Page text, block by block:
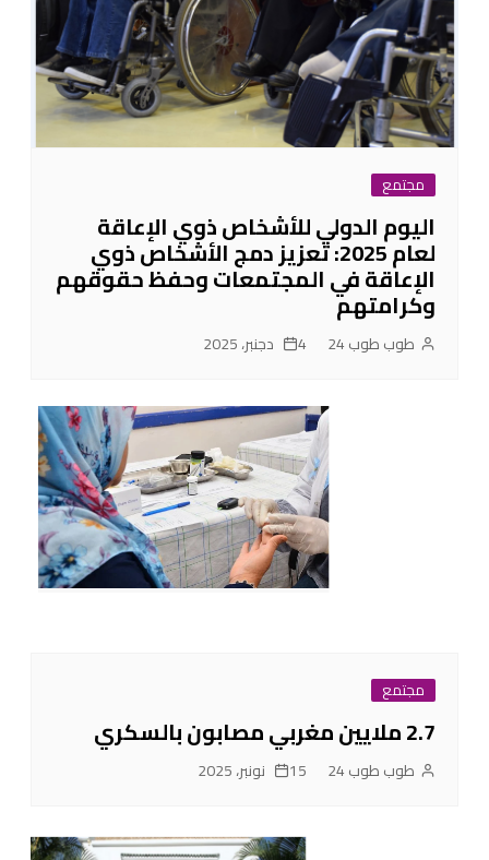
مجتمع
اليوم الدولي للأشخاص ذوي الإعاقة
لعام 2025: تعزيز دمج الأشخاص ذوي
الإعاقة في المجتمعات وحفظ حقوقهم
وكرامتهم
طوب طوب 24 4 دجنبر، 2025
مجتمع
2.7 ملايين مغربي مصابون بالسكري
طوب طوب 24 15 نونبر، 2025